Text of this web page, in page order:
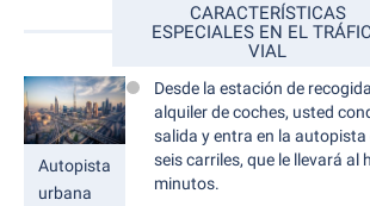
CARACTERÍSTICAS
ESPECIALES EN EL
VIAL
Autopista
urbana
Desde la estación de
alquiler de coches, usted
salida y entra en la autopista
seis carriles, que le llevará al
minutos.